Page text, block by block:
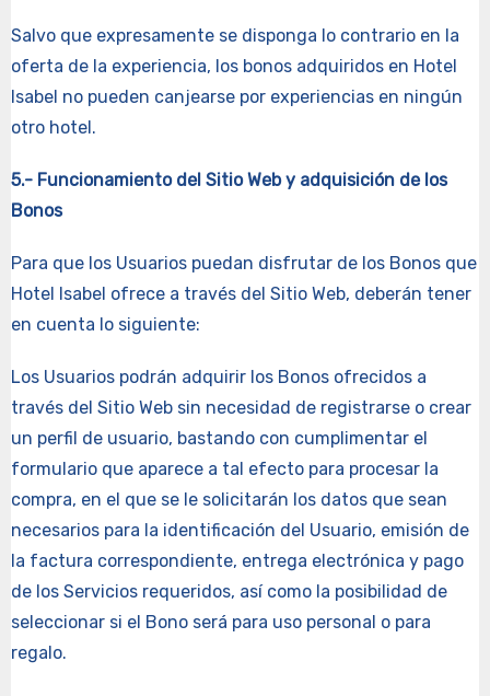
Salvo que expresamente se disponga lo contrario en la
oferta de la experiencia, los bonos adquiridos en Hotel
Isabel no pueden canjearse por experiencias en ningún
otro hotel.
5.- Funcionamiento del Sitio Web y adquisición de los
Bonos
Para que los Usuarios puedan disfrutar de los Bonos que
Hotel Isabel ofrece a través del Sitio Web, deberán tener
en cuenta lo siguiente:
Los Usuarios podrán adquirir los Bonos ofrecidos a
través del Sitio Web sin necesidad de registrarse o crear
un perfil de usuario, bastando con cumplimentar el
formulario que aparece a tal efecto para procesar la
compra, en el que se le solicitarán los datos que sean
necesarios para la identificación del Usuario, emisión de
la factura correspondiente, entrega electrónica y pago
de los Servicios requeridos, así como la posibilidad de
seleccionar si el Bono será para uso personal o para
regalo.